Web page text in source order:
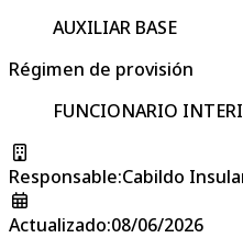
AUXILIAR BASE
Régimen de provisión
FUNCIONARIO
Responsable:Cabildo
Actualizado:08/06/2026